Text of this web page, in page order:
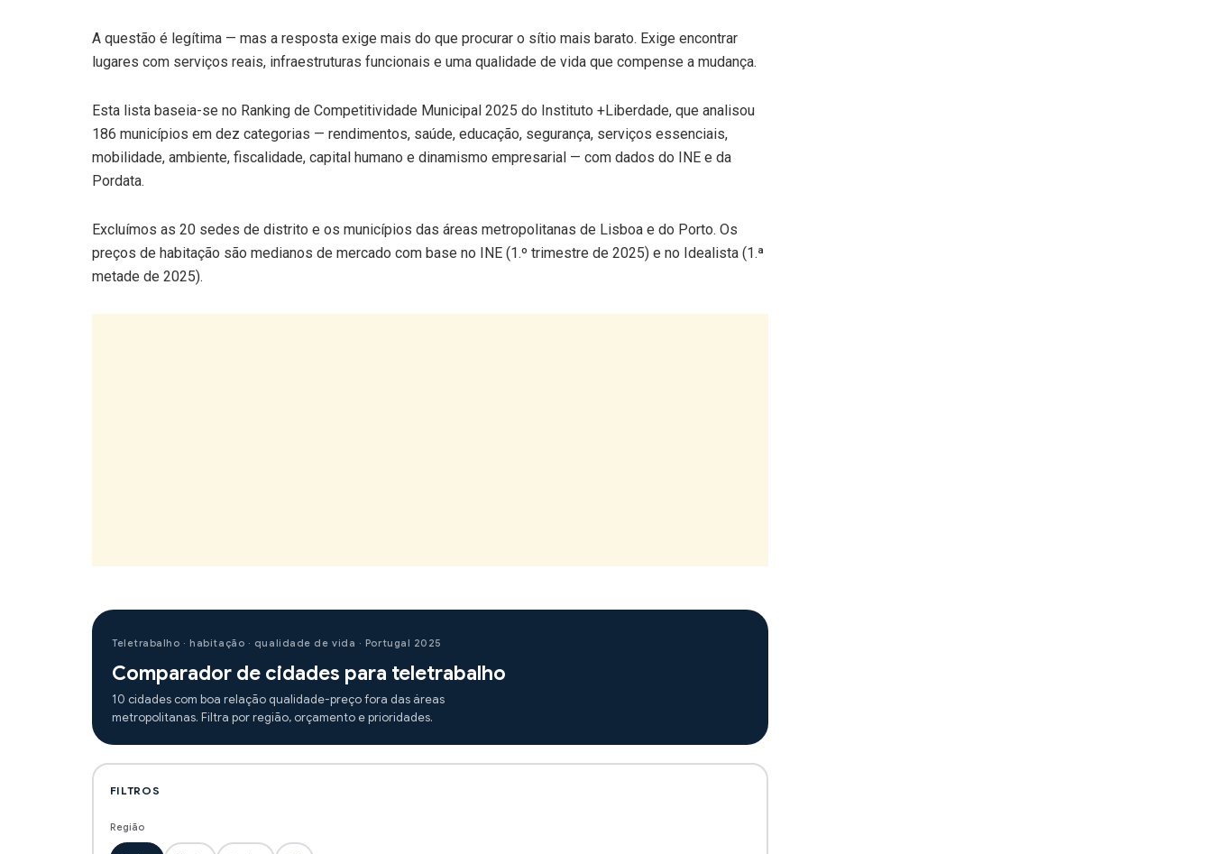
A questão é legítima — mas a resposta exige mais do que procurar o sítio mais barato. Exige encontrar
lugares com serviços reais, infraestruturas funcionais e uma qualidade de vida que compense a mudança.
Esta lista baseia-se no Ranking de Competitividade Municipal 2025 do Instituto +Liberdade, que analisou
186 municípios em dez categorias — rendimentos, saúde, educação, segurança, serviços essenciais,
mobilidade, ambiente, fiscalidade, capital humano e dinamismo empresarial — com dados do INE e da
Pordata.
Excluímos as 20 sedes de distrito e os municípios das áreas metropolitanas de Lisboa e do Porto. Os
preços de habitação são medianos de mercado com base no INE (1.º trimestre de 2025) e no Idealista (1.ª
metade de 2025).
Teletrabalho · habitação · qualidade de vida · Portugal 2025
Comparador de cidades para teletrabalho
10 cidades com boa relação qualidade-preço fora das áreas
metropolitanas. Filtra por região, orçamento e prioridades.
Região
Todas